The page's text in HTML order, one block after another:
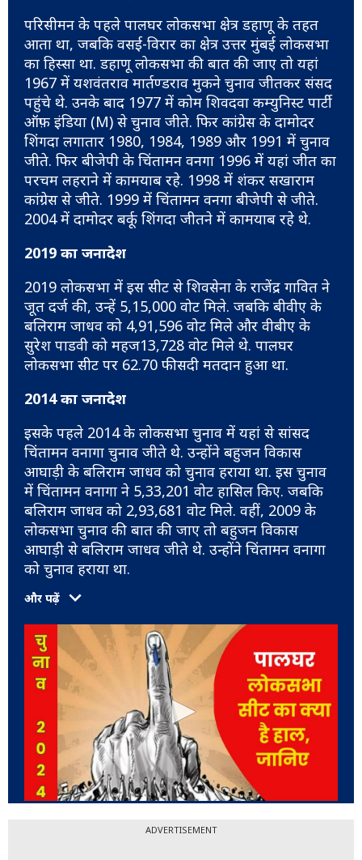
परिसीमन के पहले पालघर लोकसभा क्षेत्र डहाणू के तहत
आता था, जबकि वसई-विरार का क्षेत्र उत्तर मुंबई लोकसभा
का हिस्सा था. डहाणू लोकसभा की बात की जाए तो यहां
1967 में यशवंतराव मार्तण्डराव मुकने चुनाव जीतकर संसद
पहुंचे थे. उनके बाद 1977 में कोम शिवदवा कम्युनिस्ट पार्टी
ऑफ़ इंडिया (M) से चुनाव जीते. फिर कांग्रेस के दामोदर
शिंगदा लगातार 1980, 1984, 1989 और 1991 में चुनाव
जीते. फिर बीजेपी के चिंतामन वनगा 1996 में यहां जीत का
परचम लहराने में कामयाब रहे. 1998 में शंकर सखाराम
कांग्रेस से जीते. 1999 में चिंतामन वनगा बीजेपी से जीते.
2004 में दामोदर बर्कू शिंगदा जीतने में कामयाब रहे थे.
2019 का जनादेश
2019 लोकसभा में इस सीट से शिवसेना के राजेंद्र गावित ने
जूत दर्ज की, उन्हें 5,15,000 वोट मिले. जबकि बीवीए के
बलिराम जाधव को 4,91,596 वोट मिले और वीबीए के
सुरेश पाडवी को महज13,728 वोट मिले थे. पालघर
लोकसभा सीट पर 62.70 फीसदी मतदान हुआ था.
2014 का जनादेश
इसके पहले 2014 के लोकसभा चुनाव में यहां से सांसद
चिंतामन वनागा चुनाव जीते थे. उन्होंने बहुजन विकास
आघाड़ी के बलिराम जाधव को चुनाव हराया था. इस चुनाव
में चिंतामन वनागा ने 5,33,201 वोट हासिल किए. जबकि
बलिराम जाधव को 2,93,681 वोट मिले. वहीं, 2009 के
लोकसभा चुनाव की बात की जाए तो बहुजन विकास
आघाड़ी से बलिराम जाधव जीते थे. उन्होंने चिंतामन वनागा
को चुनाव हराया था.
और पढ़ें
ADVERTISEMENT